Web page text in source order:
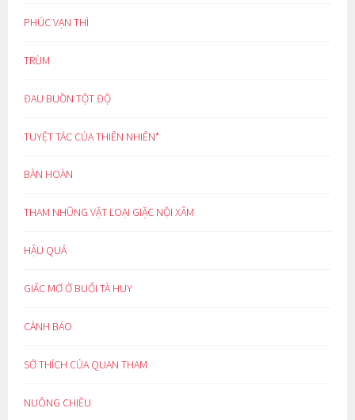
PHÚC VẠN THÌ
TRÙM
ĐAU BUỒN TỘT ĐỘ
TUYỆT TÁC CỦA THIÊN NHIÊN*
BÀN HOÀN
THAM NHŨNG VẶT LOẠI GIẶC NỘI XÂM
HẬU QUẢ
GIẤC MƠ Ở BUỔI TÀ HUY
CẢNH BÁO
SỞ THÍCH CỦA QUAN THAM
NUÔNG CHIỀU